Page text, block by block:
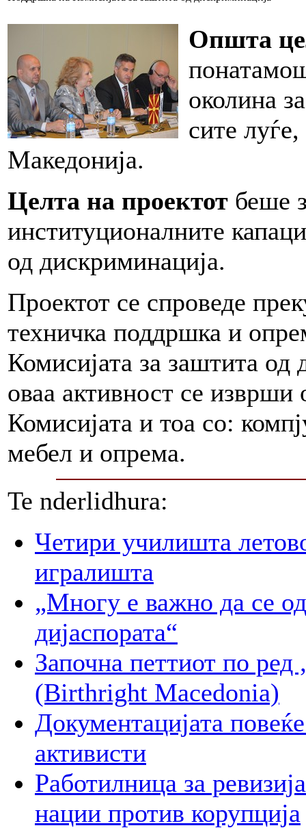
Општа
околина
сите
Македонија.
Целта на проектот беше
институционалните
од дискриминација.
Проектот се спроведе
техничка поддршка и
Комисијата за заштита
оваа активност се
Комисијата и тоа со:
мебел и опрема.
Te nderlidhura:
Четири училишта
игралишта
„Многу е важно да се
дијаспората“
Започна петтиот по
(Birthright Macedonia)
Документацијата
активисти
Работилница за
нации против корупција